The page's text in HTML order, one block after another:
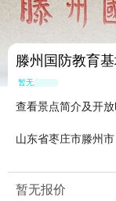
滕州国防教育
暂无点评
查看景点简介及开
山东省枣庄市滕州市
暂无报价